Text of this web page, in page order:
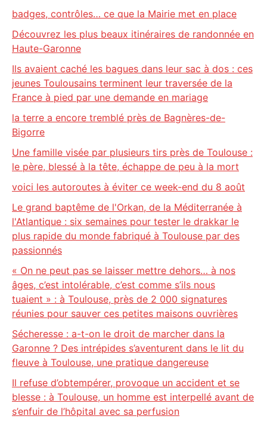
badges, contrôles… ce que la Mairie met en place
Découvrez les plus beaux itinéraires de randonnée en
Haute-Garonne
Ils avaient caché les bagues dans leur sac à dos : ces
jeunes Toulousains terminent leur traversée de la
France à pied par une demande en mariage
la terre a encore tremblé près de Bagnères-de-
Bigorre
Une famille visée par plusieurs tirs près de Toulouse :
le père, blessé à la tête, échappe de peu à la mort
voici les autoroutes à éviter ce week-end du 8 août
Le grand baptême de l'Orkan, de la Méditerranée à
l'Atlantique : six semaines pour tester le drakkar le
plus rapide du monde fabriqué à Toulouse par des
passionnés
« On ne peut pas se laisser mettre dehors… à nos
âges, c’est intolérable, c’est comme s’ils nous
tuaient » : à Toulouse, près de 2 000 signatures
réunies pour sauver ces petites maisons ouvrières
Sécheresse : a-t-on le droit de marcher dans la
Garonne ? Des intrépides s’aventurent dans le lit du
fleuve à Toulouse, une pratique dangereuse
Il refuse d’obtempérer, provoque un accident et se
blesse : à Toulouse, un homme est interpellé avant de
s’enfuir de l’hôpital avec sa perfusion